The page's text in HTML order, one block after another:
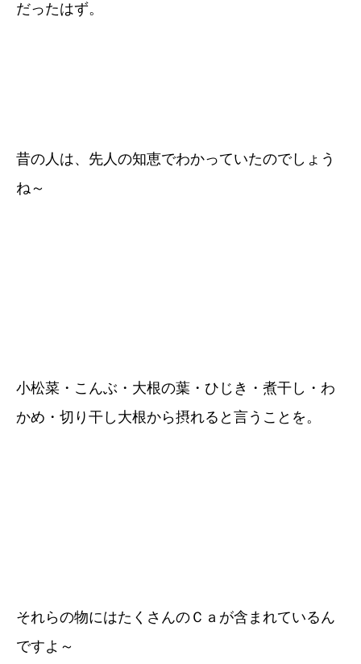
だったはず。
昔の人は、先人の知恵でわかっていたのでしょう
ね～
小松菜・こんぶ・大根の葉・ひじき・煮干し・わ
かめ・切り干し大根から摂れると言うことを。
それらの物にはたくさんのＣａが含まれているん
ですよ～